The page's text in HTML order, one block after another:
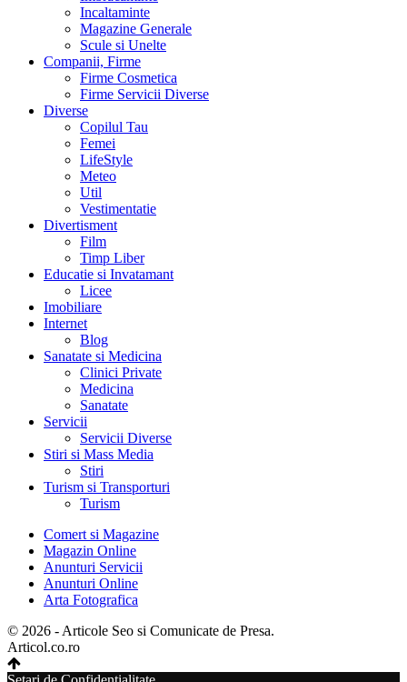
Incaltaminte
Magazine Generale
Scule si Unelte
Companii, Firme
Firme Cosmetica
Firme Servicii Diverse
Diverse
Copilul Tau
Femei
LifeStyle
Meteo
Util
Vestimentatie
Divertisment
Film
Timp Liber
Educatie si Invatamant
Licee
Imobiliare
Internet
Blog
Sanatate si Medicina
Clinici Private
Medicina
Sanatate
Servicii
Servicii Diverse
Stiri si Mass Media
Stiri
Turism si Transporturi
Turism
Comert si Magazine
Magazin Online
Anunturi Servicii
Anunturi Online
Arta Fotografica
© 2026 - Articole Seo si Comunicate de Presa.
Articol.co.ro